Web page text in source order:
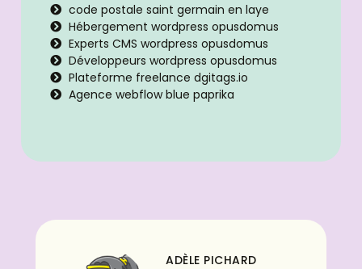
code postale saint germain en laye
Hébergement wordpress opusdomus
Experts CMS wordpress opusdomus
Développeurs wordpress opusdomus
Plateforme freelance dgitags.io
Agence webflow blue paprika
ADÈLE PICHARD